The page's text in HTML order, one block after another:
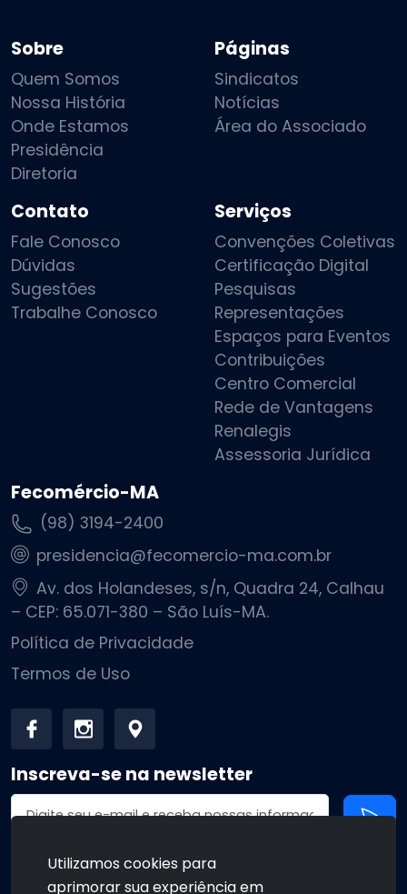
Sobre
Quem Somos
Nossa História
Onde Estamos
Presidência
Diretoria
Páginas
Sindicatos
Notícias
Área do Associado
Contato
Fale Conosco
Dúvidas
Sugestões
Trabalhe Conosco
Serviços
Convenções Coletivas
Certificação Digital
Pesquisas
Representações
Espaços para Eventos
Contribuições
Centro Comercial
Rede de Vantagens
Renalegis
Assessoria Jurídica
Fecomércio-MA
(98) 3194-2400
presidencia@fecomercio-ma.com.br
Av. dos Holandeses, s/n, Quadra 24, Calhau
– CEP: 65.071-380 – São Luís-MA.
Política de Privacidade
Termos de Uso
Inscreva-se na newsletter
Endereço de email
Utilizamos cookies para
aprimorar sua experiência em